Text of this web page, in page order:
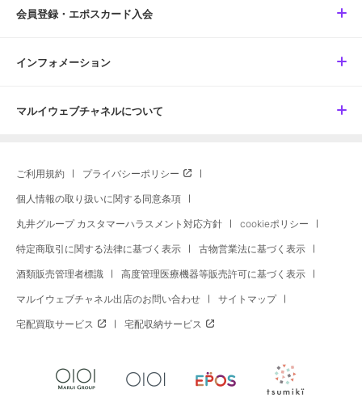
会員登録・エポスカード入会
インフォメーション
マルイウェブチャネルについて
ご利用規約 プライバシーポリシー
個人情報の取り扱いに関する同意条項
丸井グループ カスタマーハラスメント対応方針 cookieポリシー
特定商取引に関する法律に基づく表示 古物営業法に基づく表示
酒類販売管理者標識 高度管理医療機器等販売許可に基づく表示
マルイウェブチャネル出店のお問い合わせ サイトマップ
宅配買取サービス 宅配収納サービス